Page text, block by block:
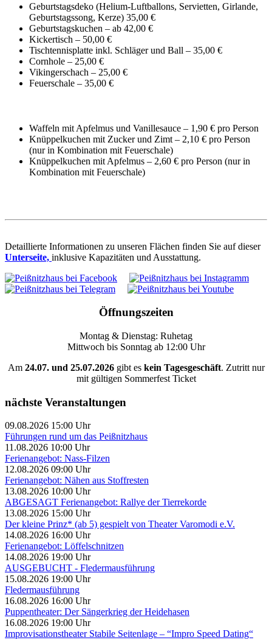
Geburtstagsdeko (Helium-Luftballons, Servietten, Girlande,
Geburtstagssong, Kerze) 35,00 €
Geburtstagskuchen – ab 42,00 €
Kickertisch – 50,00 €
Tischtennisplatte inkl. Schläger und Ball – 35,00 €
Cornhole – 25,00 €
Vikingerschach – 25,00 €
Feuerschale – 35,00 €
Waffeln mit Apfelmus und Vanillesauce – 1,90 € pro Person
Knüppelkuchen mit Zucker und Zimt – 2,10 € pro Person
(nur in Kombination mit Feuerschale)
Knüppelkuchen mit Apfelmus – 2,60 € pro Person (nur in
Kombination mit Feuerschale)
Detaillierte Informationen zu unseren Flächen finden Sie auf dieser
Unterseite, inklusive Kapazitäten und Ausstattung.
Öffnungszeiten
Montag & Dienstag: Ruhetag
Mittwoch bis Sonntag ab 12:00 Uhr
Am 24.07. und 25.07.2026gibt eskein Tagesgeschäft. Zutritt nur
mit gültigen Sommerfest Ticket
nächste Veranstaltungen
09.08.2026 15:00 Uhr
Führungen rund um das Peißnitzhaus
11.08.2026 10:00 Uhr
Ferienangebot: Nass-Filzen
12.08.2026 09:00 Uhr
Ferienangebot: Nähen aus Stoffresten
13.08.2026 10:00 Uhr
ABGESAGT Ferienangebot: Rallye der Tierrekorde
13.08.2026 15:00 Uhr
Der kleine Prinz* (ab 5) gespielt von Theater Varomodi e.V.
14.08.2026 16:00 Uhr
Ferienangebot: Löffelschnitzen
14.08.2026 19:00 Uhr
AUSGEBUCHT - Fledermausführung
15.08.2026 19:00 Uhr
Fledermausführung
16.08.2026 16:00 Uhr
Puppentheater: Der Sängerkrieg der Heidehasen
16.08.2026 19:00 Uhr
Improvisationstheater Stabile Seitenlage – “Impro Speed Dating“